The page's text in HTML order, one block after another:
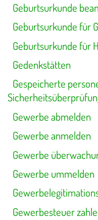
Geburtsurkunde
Geburtsurkunde für
Geburtsurkunde für
Gedenkstätten
Gespeicherte
Gewerbe abmelden
Gewerbe anmelden
Gewerbe
Gewerbe ummelden
Gewerbesteuer